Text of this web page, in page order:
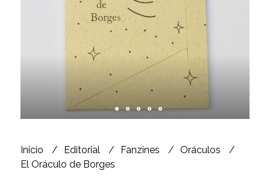
Inicio Editorial Fanzines
Oráculos
El Oráculo de Borges